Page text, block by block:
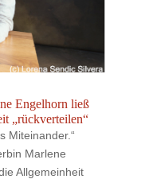
Engelhorn ließ
„rückverteilen“
Miteinander.“
Marlene
Allgemeinheit